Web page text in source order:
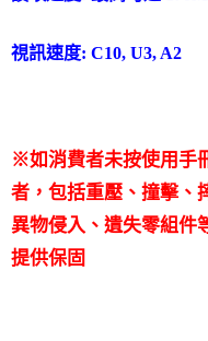
視訊速度: C10, U3, A2
※如消費者未按使用手
者，包括重壓、撞擊、
異物侵入、遺失零組件
提供保固